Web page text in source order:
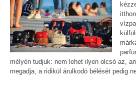
mélyén tudjuk: nem lehet ilyen olcsó az,
megadja, a ridikül árulkodó bélését pedig